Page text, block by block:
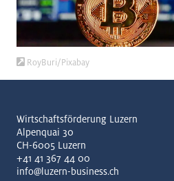
RoyBuri/Pixabay
Wirtschaftsförderung Luzern
Alpenquai 30
CH-6005 Luzern
+41 41 367 44 00
info@luzern-business.ch